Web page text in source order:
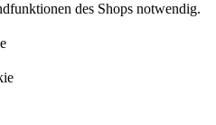
des Shops notwendig.